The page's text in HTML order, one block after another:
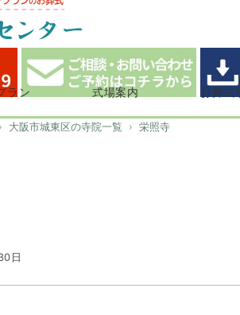
ラン 式場案内 お葬式
大阪市城東区の寺院一覧 栄照寺
日